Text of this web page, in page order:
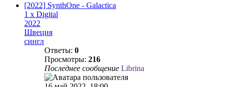
[2022] SynthOne - Galactica
1 x Digital
2022
Швеция
сингл
Ответы: 0
Просмотры: 216
Последнее сообщение Librina